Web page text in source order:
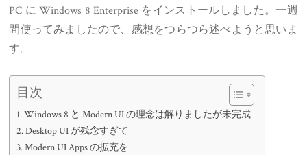
PC に Windows 8 Enterprise をインストールしました。一週
間使ってみましたので、感想をつらつら述べようと思いま
す。
目次
Windows 8 と Modern UI の理念は解りましたが未完成
Desktop UI が残念すぎて
Modern UI Apps の拡充を